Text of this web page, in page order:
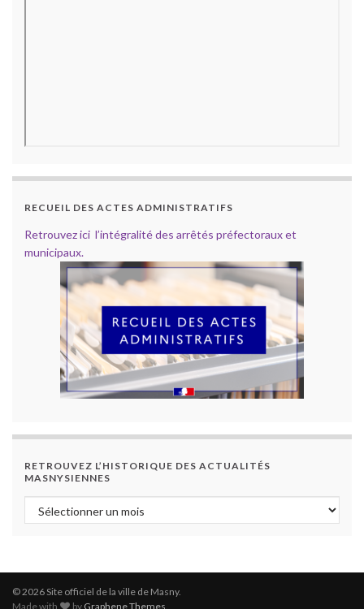
RECUEIL DES ACTES ADMINISTRATIFS
Retrouvez ici l’intégralité des arrêtés préfectoraux et
municipaux.
RETROUVEZ L’HISTORIQUE DES ACTUALITÉS
MASNYSIENNES
Retrouvez l’historique des actualités masnysiennes
© 2026 Site officiel de la ville de Masny.
Made with
by Graphene Themes